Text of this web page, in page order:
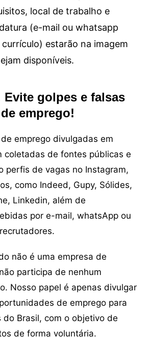
local de trabalho e
(e-mail ou whatsapp
estarão na imagem
disponíveis.
Evite golpes e falsas
emprego!
emprego divulgadas em
coletadas de fontes públicas e
perfis de vagas no Instagram,
como Indeed, Gupy, Sólides,
Linkedin, além de
por e-mail, whatsApp ou
não é uma empresa de
participa de nenhum
Nosso papel é apenas divulgar
de emprego para
do Brasil, com o objetivo de
de forma voluntária.